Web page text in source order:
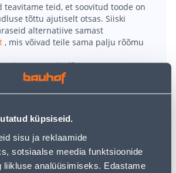
küpsiseid.
sisu ja reklaamide
sotsiaalse meedia funktsioonide
liikluse analüüsimiseks. Edastame
teavitame teid, et soovitud toode on
tõttu ajutiselt otsas. Siiski
alternatiive samast
, mis võivad teile sama palju rõõmu
ei pea aga siin lõppema - oma
jätkata, naastes
TELLITAV TOODE